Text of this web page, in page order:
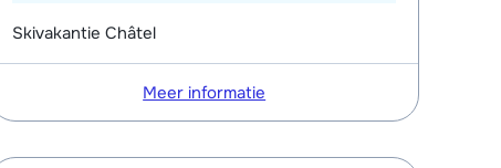
Skivakantie Châtel
Meer informatie